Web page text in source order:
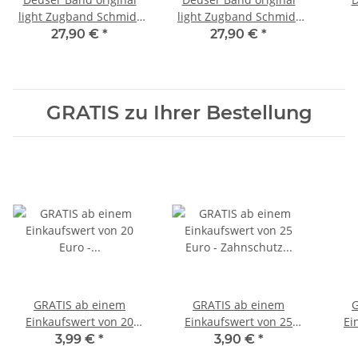
light Zugband Schmidt
Sports 116000
27,90 € *
light Zugband Schmidt
Sports 116000 Original
27,90 € *
GRATIS zu Ihrer Bestellung
GRATIS ab einem
Einkaufswert von 20
Euro -
3,99 € *
GRATIS ab einem
Einkaufswert von 25
Euro - Zahnschutz
3,90 € *